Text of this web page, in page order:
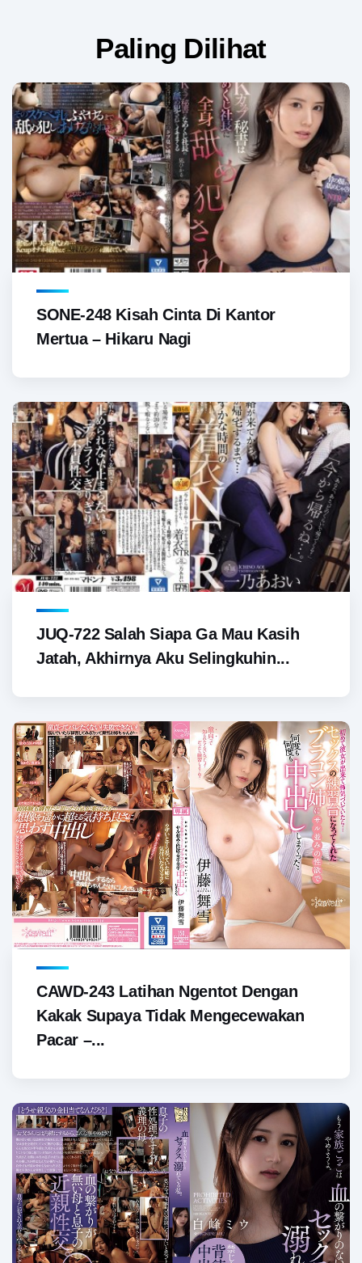
Paling Dilihat
SONE-248 Kisah Cinta Di Kantor
Mertua – Hikaru Nagi
JUQ-722 Salah Siapa Ga Mau Kasih
Jatah, Akhirnya Aku Selingkuhin...
CAWD-243 Latihan Ngentot Dengan
Kakak Supaya Tidak Mengecewakan
Pacar –...